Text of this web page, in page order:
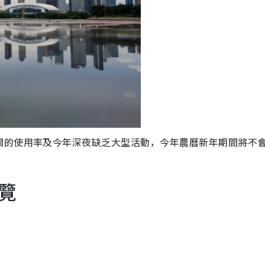
使用率及今年深夜缺乏大型活動，今年農曆新年期間將不